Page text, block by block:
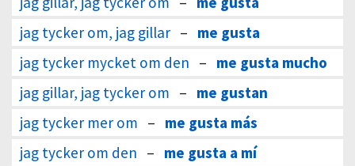
jag tycker om, jag gillar – me gusta
jag tycker mycket om den – me gusta mucho
jag gillar, jag tycker om – me gustan
jag tycker mer om – me gusta más
jag tycker om den – me gusta a mí